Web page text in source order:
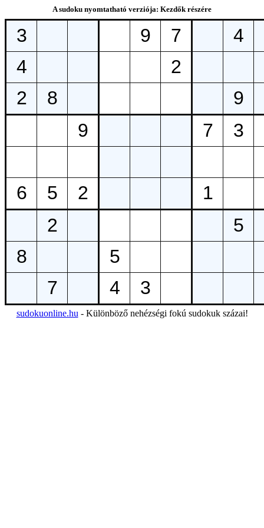
A sudoku nyomtatható verziója: Kezdők részére
sudokuonline.hu - Különböző nehézségi fokú sudokuk százai!